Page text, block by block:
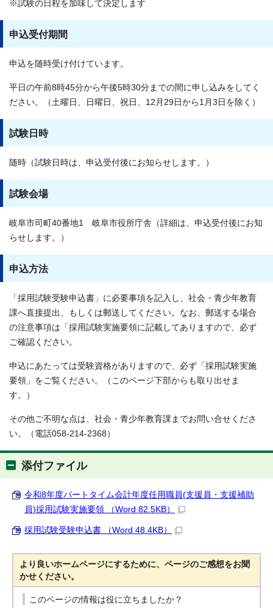
※試験の日程を加味して決定します
申込受付期間
申込を随時受け付けています。
平日の午前8時45分から午後5時30分までの間に申し込みをしてく
ださい。（土曜日、日曜日、祝日、12月29日から1月3日を除く）
試験日時
随時（試験日時は、申込受付後にお知らせします。）
試験会場
岐阜市司町40番地1 岐阜市役所庁舎（詳細は、申込受付後にお知
らせします。）
申込方法
「採用試験受験申込書」に必要事項を記入し、社会・青少年教育
課へ直接提出、もしくは郵送してください。なお、郵送する場合
の注意事項は「採用試験実施要領に記載してありますので、必ず
ご確認ください。
申込にあたっては受験資格がありますので、必ず「採用試験実施
要領」をご覧ください。（このページ下部からも取り出せま
す。）
その他ご不明な点は、社会・青少年教育課までお問い合せくださ
い。（電話058-214-2368）
添付ファイル
令和8年度パートタイム会計年度任用職員(支援員・支援補助
員)採用試験実施要領 （Word 82.5KB）
採用試験受験申込書 （Word 48.4KB）
より良いホームページにするために、ページのご感想をお聞
かせください。
このページの情報は役に立ちましたか？